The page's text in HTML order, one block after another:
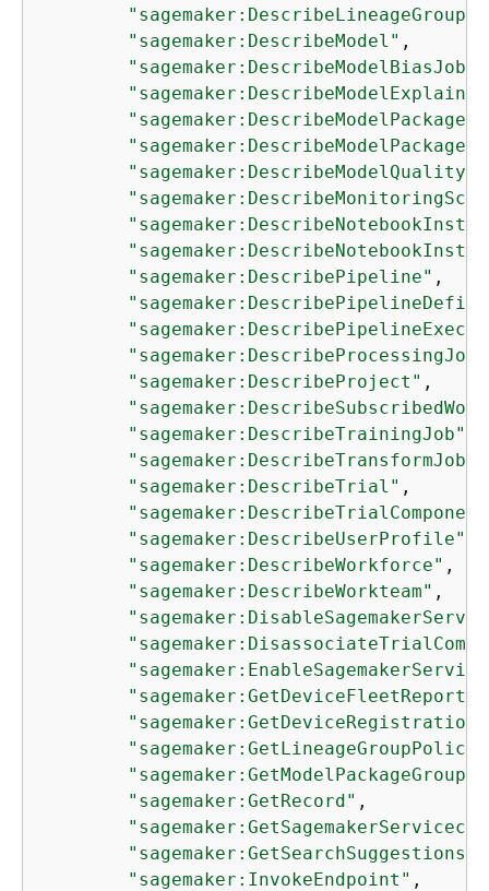
"sagemaker:DescribeLineageGroup"
"sagemaker:DescribeModel" ,
"sagemaker:DescribeModelPackage"
"sagemaker:DescribePipeline" ,
"sagemaker:DescribeProcessingJob"
"sagemaker:DescribeProject" ,
"sagemaker:DescribeTrainingJob"
"sagemaker:DescribeTransformJob"
"sagemaker:DescribeTrial" ,
"sagemaker:DescribeUserProfile"
"sagemaker:DescribeWorkforce" ,
"sagemaker:DescribeWorkteam" ,
"sagemaker:GetDeviceFleetReport"
"sagemaker:GetDeviceRegistration"
"sagemaker:GetLineageGroupPolicy"
"sagemaker:GetRecord" ,
"sagemaker:GetSearchSuggestions"
"sagemaker:InvokeEndpoint" ,